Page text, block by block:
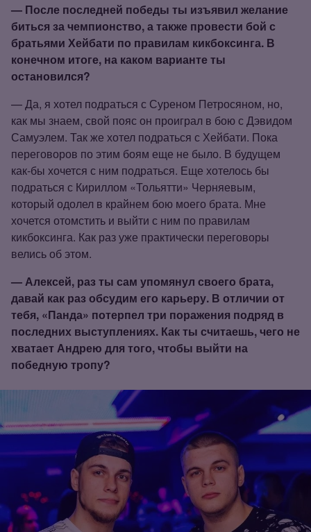
— После последней победы ты изъявил желание
биться за чемпионство, а также провести бой с
братьями Хейбати по правилам кикбоксинга. В
конечном итоге, на каком варианте ты
остановился?
— Да, я хотел подраться с Суреном Петросяном, но,
как мы знаем, свой пояс он проиграл в бою с Дэвидом
Самуэлем. Так же хотел подраться с Хейбати. Пока
переговоров по этим боям еще не было. В будущем
как‑бы хочется с ним подраться. Еще хотелось бы
подраться с Кириллом «Тольятти» Черняевым,
который одолел в крайнем бою моего брата. Мне
хочется отомстить и выйти с ним по правилам
кикбоксинга. Как раз уже практически переговоры
велись об этом.
— Алексей, раз ты сам упомянул своего брата,
давай как раз обсудим его карьеру. В отличии от
тебя, «Панда» потерпел три поражения подряд в
последних выступлениях. Как ты считаешь, чего не
хватает Андрею для того, чтобы выйти на
победную тропу?